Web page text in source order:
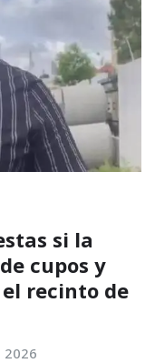
si la
cupos y
recinto de
2026